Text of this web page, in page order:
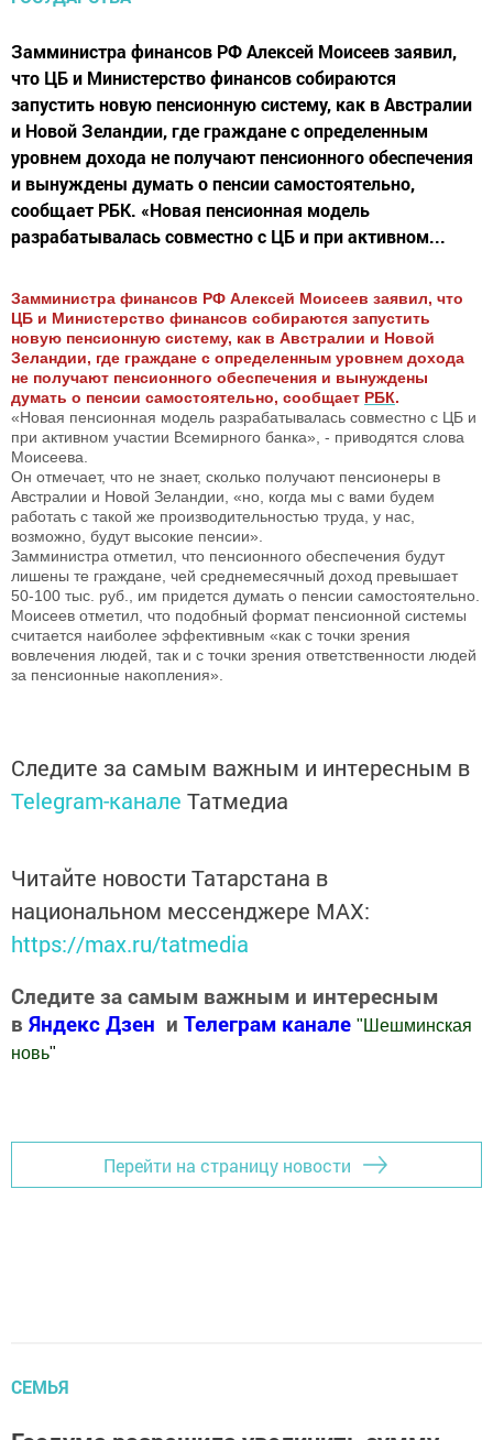
Замминистра финансов РФ Алексей Моисеев заявил,
что ЦБ и Министерство финансов собираются
запустить новую пенсионную систему, как в Австралии
и Новой Зеландии, где граждане с определенным
уровнем дохода не получают пенсионного обеспечения
и вынуждены думать о пенсии самостоятельно,
сообщает РБК. «Новая пенсионная модель
разрабатывалась совместно с ЦБ и при активном...
Замминистра финансов РФ Алексей Моисеев заявил, что
ЦБ и Министерство финансов собираются запустить
новую пенсионную систему, как в Австралии и Новой
Зеландии, где граждане с определенным уровнем дохода
не получают пенсионного обеспечения и вынуждены
думать о пенсии самостоятельно, сообщает РБК.
«Новая пенсионная модель разрабатывалась совместно с ЦБ и
при активном участии Всемирного банка», - приводятся слова
Моисеева.
Он отмечает, что не знает, сколько получают пенсионеры в
Австралии и Новой Зеландии, «но, когда мы с вами будем
работать с такой же производительностью труда, у нас,
возможно, будут высокие пенсии».
Замминистра отметил, что пенсионного обеспечения будут
лишены те граждане, чей среднемесячный доход превышает
50-100 тыс. руб., им придется думать о пенсии самостоятельно.
Моисеев отметил, что подобный формат пенсионной системы
считается наиболее эффективным «как с точки зрения
вовлечения людей, так и с точки зрения ответственности людей
за пенсионные накопления».
Следите за самым важным и интересным в
Telegram-канале Татмедиа
Читайте новости Татарстана в
национальном мессенджере MАХ:
https://max.ru/tatmedia
Следите за самым важным и интересным
в Яндекс Дзен и Телеграм канале "Шешминская
новь"
Перейти на страницу новости
СЕМЬЯ